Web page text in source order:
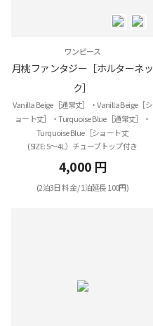
ワンピース
月桃ファンタジー［ホルターネッ
ク］
Vanilla Beige［通常丈］・Vanilla Beige［シ
ョート丈］・Turquoise Blue［通常丈］・
Turquoise Blue［ショート丈
(SIZE: S～4L）チューブトップ付き
4,000 円
(2泊3日 料金 / 1泊延長 100円)